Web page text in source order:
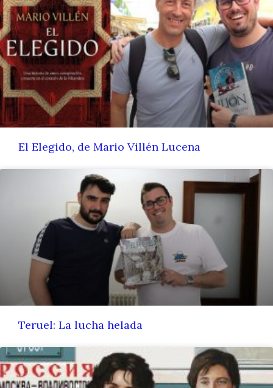
El Elegido, de Mario Villén Lucena
Teruel: La lucha helada